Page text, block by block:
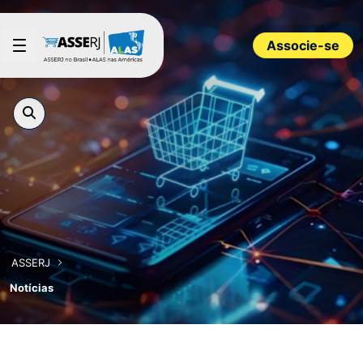
Pular para o Conteúdo principal
Associe-se
ASSERJ
Notícias